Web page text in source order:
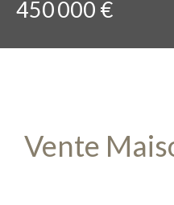
450 000 €
Vente